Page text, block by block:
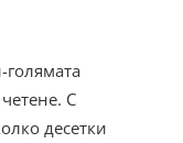
голямата
С
десетки